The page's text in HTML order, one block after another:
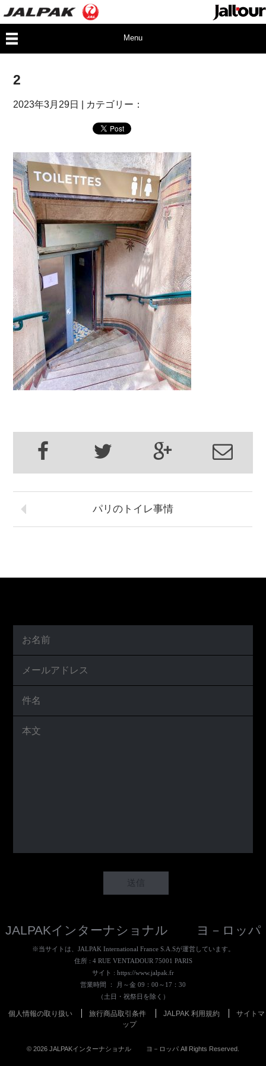
Menu
2
2023年3月29日 | カテゴリー：
パリのトイレ事情
JALPAKインターナショナル ヨ－ロッパ
※当サイトは、JALPAK International France S.A.Sが運営しています。
住所 : 4 RUE VENTADOUR 75001 PARIS
サイト : https://www.jalpak.fr
営業時間 ： 月～金 09：00～17：30
（土日・祝祭日を除く）
個人情報の取り扱い 旅行商品取引条件 JALPAK 利用規約
サイトマ
ップ
© 2026 JALPAKインターナショナル ヨ－ロッパ All Rights Reserved.